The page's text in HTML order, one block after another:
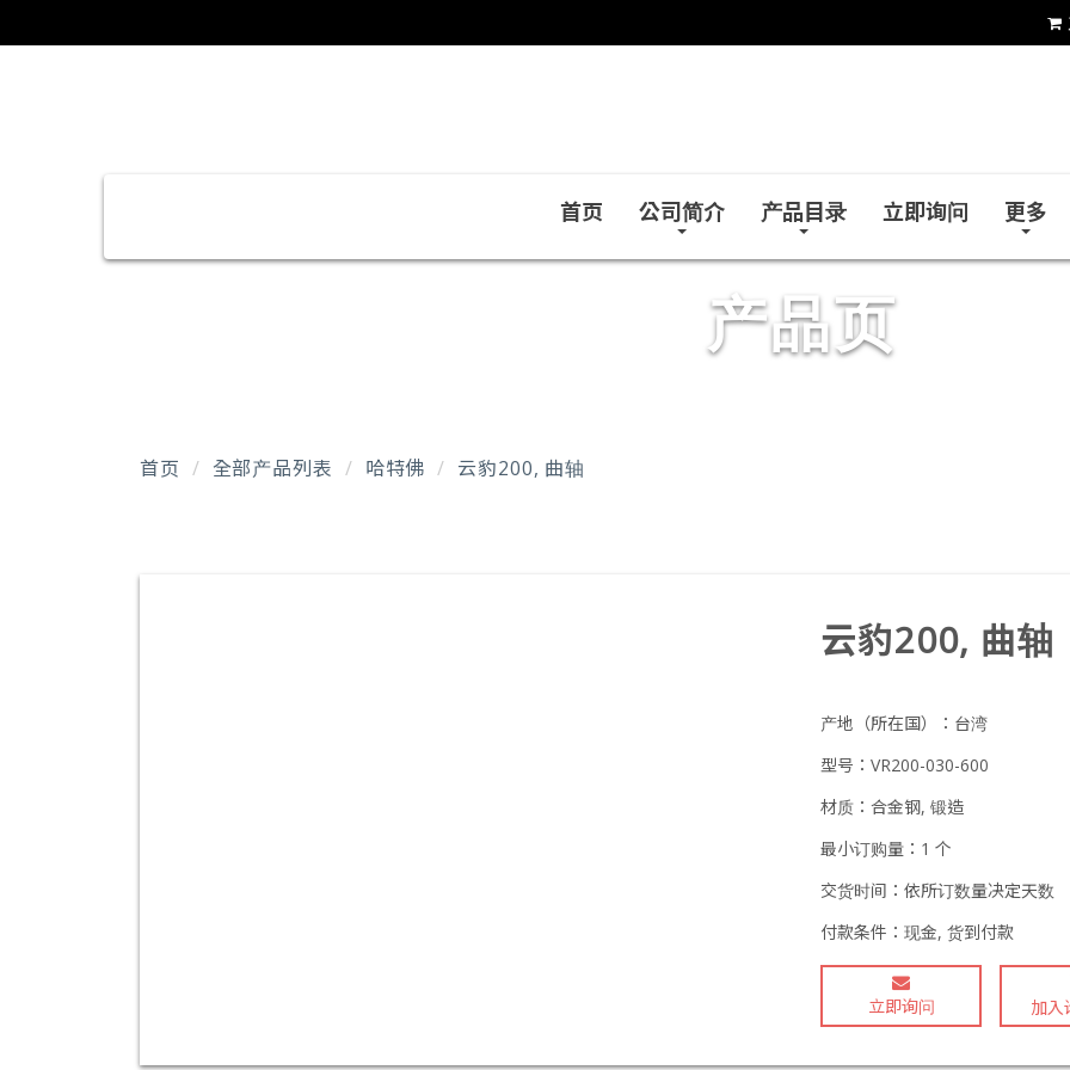
首页 公司简介 产品目录 立即询问 更多
产品页
首页 全部产品列表 哈特佛 云豹200, 曲轴
云豹200, 曲轴
产地（所在国）： 台湾
型号： VR200-030-600
材质： 合金钢, 锻造
最小订购量： 1 个
交货时间： 依所订数量决定天数
付款条件： 现金, 货到付款
立即询问 加入